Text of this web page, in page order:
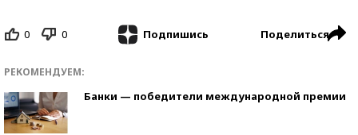
0 0 Подпишись Поделиться
РЕКОМЕНДУЕМ:
Банки — победители международной премии